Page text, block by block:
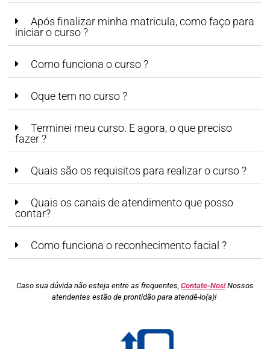
Após finalizar minha matricula, como faço para
iniciar o curso ?
Como funciona o curso ?
Oque tem no curso ?
Terminei meu curso. E agora, o que preciso
fazer ?
Quais são os requisitos para realizar o curso ?
Quais os canais de atendimento que posso
contar?
Como funciona o reconhecimento facial ?
Caso sua dúvida não esteja entre as frequentes, Contate-Nos!Nossos
atendentes estão de prontidão para atendê-lo(a)!